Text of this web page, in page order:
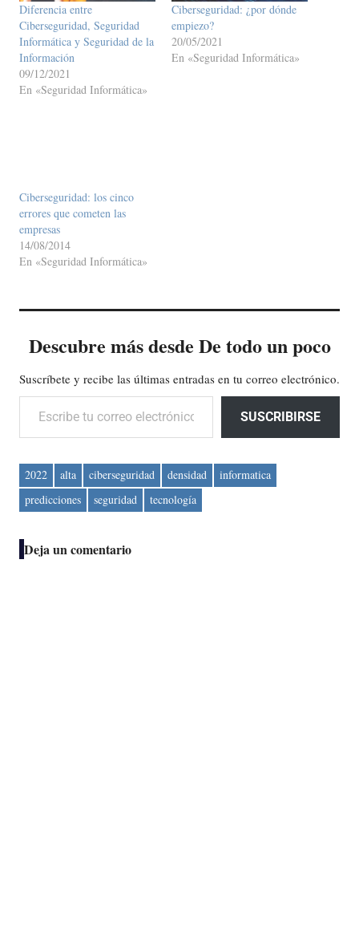
Diferencia entre
Ciberseguridad, Seguridad
Informática y Seguridad de la
Información
09/12/2021
En «Seguridad Informática»
Ciberseguridad: ¿por dónde
empiezo?
20/05/2021
En «Seguridad Informática»
Ciberseguridad: los cinco
errores que cometen las
empresas
14/08/2014
En «Seguridad Informática»
Descubre más desde De todo un poco
Suscríbete y recibe las últimas entradas en tu correo electrónico.
Escribe tu correo electrónico…
SUSCRIBIRSE
2022 alta ciberseguridad densidad
informatica
predicciones
seguridad tecnología
Deja un comentario